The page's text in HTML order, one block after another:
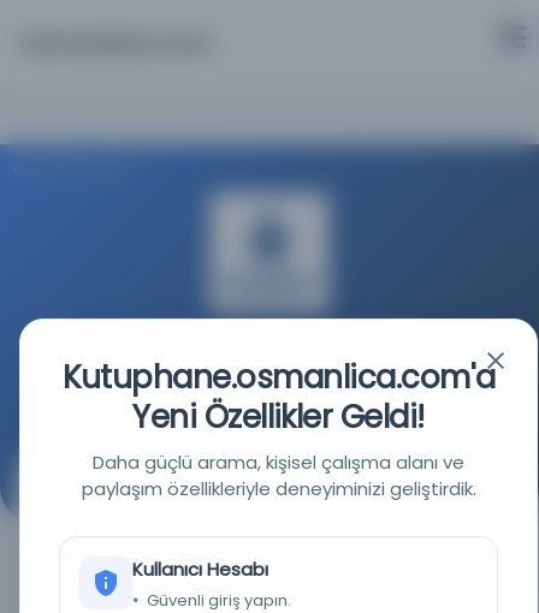
Kaynağa git
Eminönü - Beyazıt meydanından Parmakkapı’ya kadar
BASIM TARIHI 1326
Kutuphane.osmanlica.com'a
Yeni Özellikler Geldi!
Daha güçlü arama, kişisel çalışma alanı ve
paylaşım özellikleriyle deneyiminizi geliştirdik.
Kullanıcı Hesabı
Güvenli giriş yapın.